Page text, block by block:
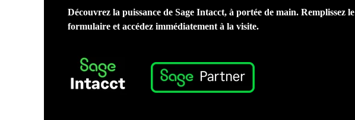
Découvrez la puissance de Sage Intacct, à portée de main. Remplissez le
formulaire et accédez immédiatement à la visite.